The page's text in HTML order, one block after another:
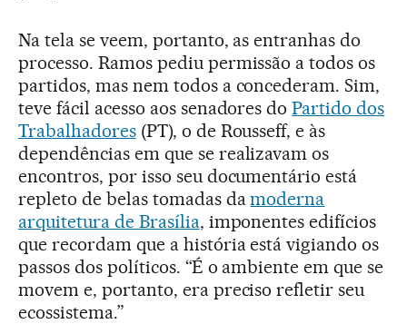
Na tela se veem, portanto, as entranhas do
processo. Ramos pediu permissão a todos os
partidos, mas nem todos a concederam. Sim,
teve fácil acesso aos senadores doPartido dos
Trabalhadores(PT), o de Rousseff, e às
dependências em que se realizavam os
encontros, por isso seu documentário está
repleto de belas tomadas damoderna
arquitetura de Brasília, imponentes edifícios
que recordam que a história está vigiando os
passos dos políticos. “É o ambiente em que se
movem e, portanto, era preciso refletir seu
ecossistema.”